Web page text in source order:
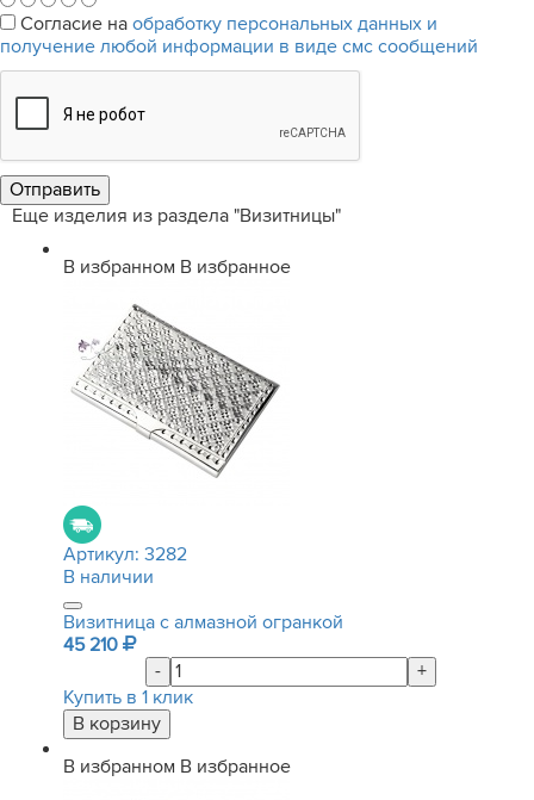
Согласие на обработку персональных данных и
получение любой информации в виде смс сообщений
Еще изделия из раздела "Визитницы"
В избранном В избранное
Артикул: 3282
В наличии
Визитница с алмазной огранкой
45 210
-
+
Купить в 1 клик
В избранном В избранное